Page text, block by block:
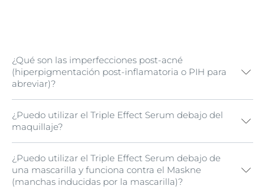
¿Qué son las imperfecciones post-acné
(hiperpigmentación post-inflamatoria o PIH para
abreviar)?
La HIP es un tipo de hiperpigmentación de la piel que
se desencadena principalmente por la forma en que la
piel se regenera tras la inflamación. Puede afectar a la
cara y al cuerpo, especialmente a las zonas expuestas
a los rayos UV, y aparece como manchas planas de
hipercoloración. Éstas varían en color de rosa a rojo,
¿Puedo utilizar el Triple Effect Serum debajo del
maquillaje?
Sí, puedes usarlo debajo del maquillaje.
¿Puedo utilizar el Triple Effect Serum debajo de
una mascarilla y funciona contra el Maskne
(manchas inducidas por la mascarilla)?